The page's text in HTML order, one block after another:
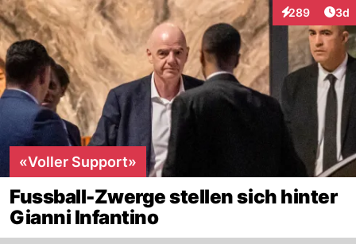
289
Interaktionen
3d
«Voller Support»
Fussball-Zwerge stellen sich hinter
Gianni Infantino